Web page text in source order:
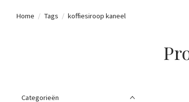
Home / Tags / koffiesiroop kaneel
Categorieën